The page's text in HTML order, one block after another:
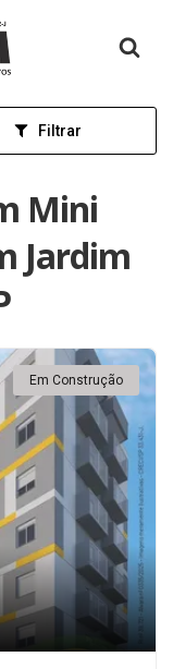
Filtrar
Mini
Jardim
Em Construção